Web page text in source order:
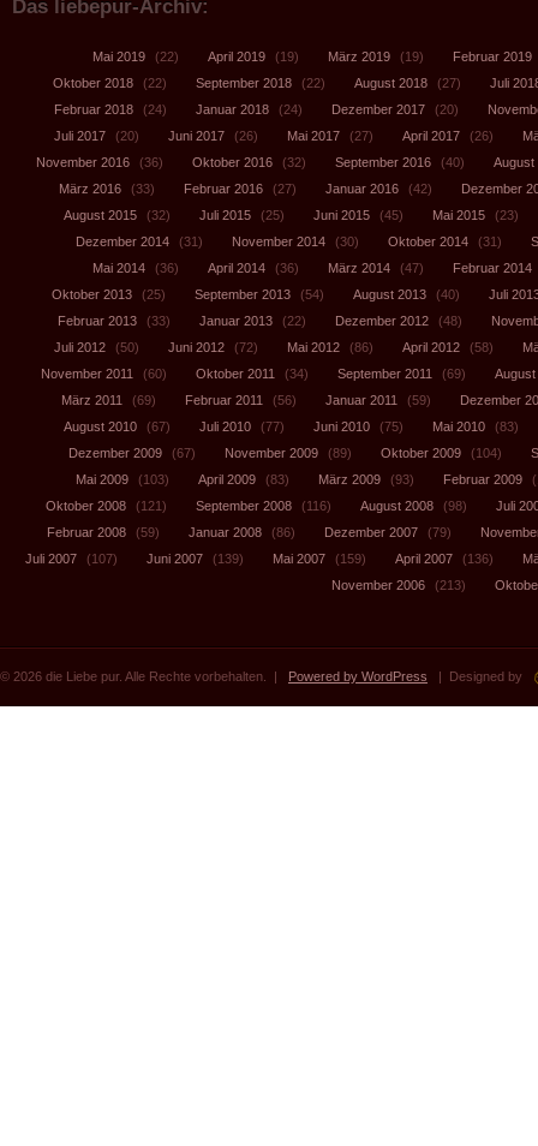
Das liebepur-Archiv:
Mai 2019 (22) April 2019 (19) März 2019 (19) Februar 2019
Oktober 2018
(22) September 2018 (22) August 2018 (27)
Juli
Februar 2018
(24) Januar 2018 (24) Dezember 2017 (20)
Juli 2017
(20) Juni 2017 (26) Mai 2017 (27) April 2017 (26)
November 2016
(36) Oktober 2016 (32) September 2016 (40)
August
März 2016
(33) Februar 2016 (27) Januar 2016 (42)
Dezember
August 2015
(32) Juli 2015 (25) Juni 2015 (45) Mai 2015
(23)
Dezember 2014
(31) November 2014 (30) Oktober 2014 (31)
Mai 2014
(36) April 2014 (36) März 2014 (47) Februar 2014
Oktober 2013
(25) September 2013 (54) August 2013 (40)
Juli
Februar 2013
(33) Januar 2013 (22) Dezember 2012 (48)
Juli 2012
(50) Juni 2012 (72) Mai 2012 (86) April 2012 (58)
November 2011
(60) Oktober 2011 (34) September 2011 (69)
August
März 2011
(69) Februar 2011 (56) Januar 2011 (59)
Dezember
August 2010
(67) Juli 2010 (77) Juni 2010 (75) Mai 2010
(83)
Dezember 2009
(67) November 2009 (89) Oktober 2009 (104)
Mai 2009
(103) April 2009 (83) März 2009 (93) Februar 2009
Oktober 2008
(121) September 2008 (116) August 2008 (98)
Juli
Februar 2008
(59) Januar 2008 (86) Dezember 2007 (79)
Juli 2007
(107) Juni 2007 (139) Mai 2007 (159) April 2007 (136)
November 2006
(213)
© 2026 die Liebe pur. Alle Rechte vorbehalten. | Powered by WordPress | Designed by